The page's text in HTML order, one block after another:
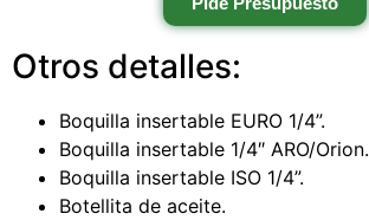
Otros detalles:
Boquilla insertable EURO 1/4”.
Boquilla insertable 1/4″ ARO/Orion.
Boquilla insertable ISO 1/4”.
Botellita de aceite.